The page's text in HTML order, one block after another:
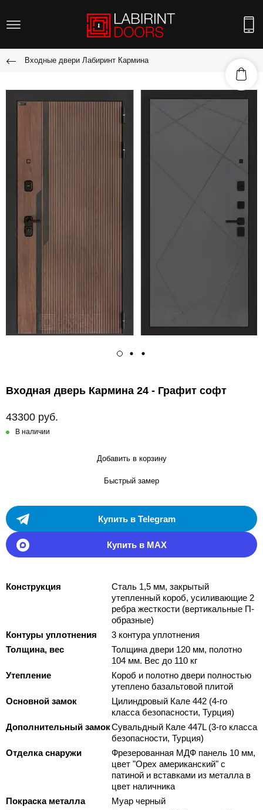
Входные двери Лабиринт Кармина
Входная дверь Кармина 24 - Графит софт
43300 руб.
В наличии
Добавить в корзину
Быстрый замер
Купить в Telegram
Купить в MAX
Конструкция
Сталь 1,5 мм, закрытый
утепленный короб, усиливающие 2
ребра жесткости (вертикальные П-
образные)
Контуры уплотнения
3 контура уплотнения
Толщина, вес
Толщина двери 120 мм, полотно
104 мм. Вес до 110 кг
Утепление
Короб и полотно двери полностью
утеплено базальтовой плитой
Основной замок
Цилиндровый Кале 442 (4-го
класса безопасности, Турция)
Дополнительный замокСувальдный Кале 447L (3-го класса
безопасности, Турция)
Отделка снаружи
Фрезерованная МДФ панель 10 мм,
цвет "Орех американский" с
патиной и вставками из металла в
цвет наличника
Покраска металла
Муар черный